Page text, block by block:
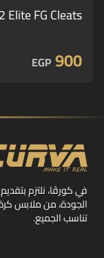
Elite FG Cleats
900
EGP
في كورڤا، نلتزم
الجودة، من ملابس كرة
تناسب الجميع.